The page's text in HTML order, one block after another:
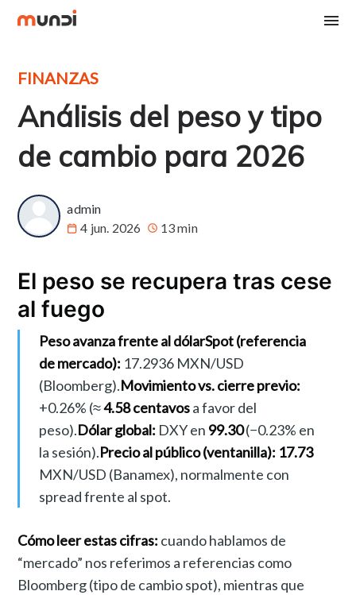
FINANZAS
Análisis del peso y tipo
de cambio para 2026
admin
4 jun. 2026
13 min
El peso se recupera tras cese
al fuego
Peso avanza frente al dólarSpot (referencia
de mercado): 17.2936 MXN/USD
(Bloomberg).Movimiento vs. cierre previo:
+0.26% (≈4.58 centavosa favor del
peso).Dólar global: DXY en 99.30(−0.23% en
la sesión).Precio al público (ventanilla): 17.73
MXN/USD (Banamex), normalmente con
spread frente al spot.
Cómo leer estas cifras: cuando hablamos de
“mercado” nos referimos a referencias como
Bloomberg (tipo de cambio spot), mientras que